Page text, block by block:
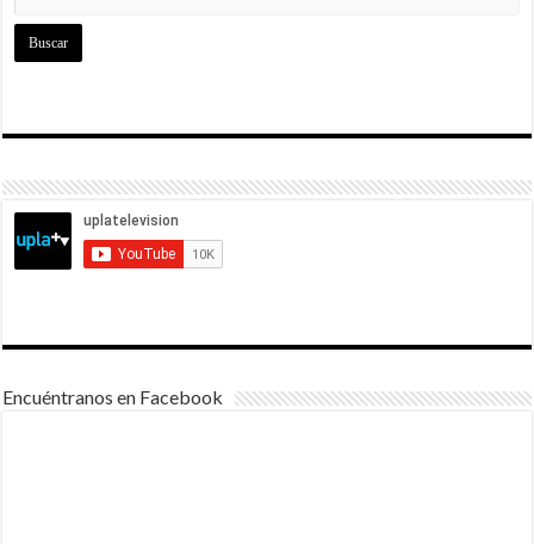
Encuéntranos en Facebook